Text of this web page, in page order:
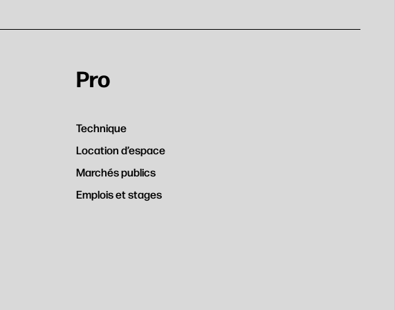
Pro
Technique
Location d’espace
Marchés publics
Emplois et stages